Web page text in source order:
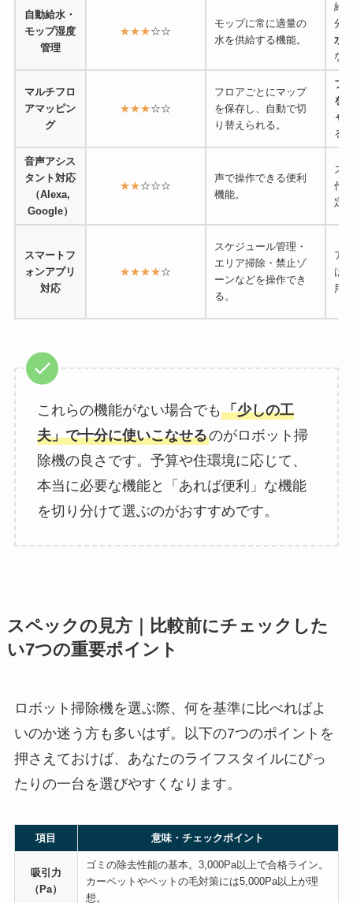
自動給水・
モップ湿度
管理
★★★☆☆
モップに常に適量の
水を供給する機能。
給
分
水
な
マルチフロ
アマッピン
グ
★★★☆☆
フロアごとにマップ
を保存し、自動で切
り替えられる。
フ
を
ャ
る
音声アシス
タント対応
（Alexa,
Google）
★★☆☆☆
声で操作できる便利
機能。
ス
作
定
スマートフ
ォンアプリ
対応
★★★★☆
スケジュール管理・
エリア掃除・禁止ゾ
ーンなどを操作でき
る。
ア
は
用
これらの機能がない場合でも 「少しの工
夫」で十分に使いこなせるのがロボット掃
除機の良さです。予算や住環境に応じて、
本当に必要な機能と「あれば便利」な機能
を切り分けて選ぶのがおすすめです。
スペックの見方｜比較前にチェックした
い7つの重要ポイント
ロボット掃除機を選ぶ際、何を基準に比べればよ
いのか迷う方も多いはず。以下の7つのポイントを
押さえておけば、あなたのライフスタイルにぴっ
たりの一台を選びやすくなります。
項目 意味・チェックポイント
吸引力
（Pa）
ゴミの除去性能の基本。3,000Pa以上で合格ライン。
カーペットやペットの毛対策には5,000Pa以上が理
想。